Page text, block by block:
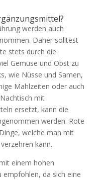
werden auch
Daher solltest
stets durch die
Gemüse und Obst zu
wie Nüsse und Samen,
Mahlzeiten oder auch
mit
ersetzt, kann die
werden. Rote
welche man mit
kann.
einem hohen
da sich eine